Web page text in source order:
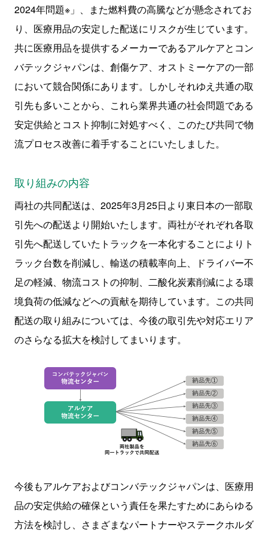
2024年問題※」、また燃料費の高騰などが懸念されてお
り、医療用品の安定した配送にリスクが生じています。
共に医療用品を提供するメーカーであるアルケアとコン
バテックジャパンは、創傷ケア、オストミーケアの一部
において競合関係にあります。しかしそれゆえ共通の取
引先も多いことから、これら業界共通の社会問題である
安定供給とコスト抑制に対処すべく、このたび共同で物
流プロセス改善に着手することにいたしました。
取り組みの内容
両社の共同配送は、2025年3月25日より東日本の一部取
引先への配送より開始いたします。両社がそれぞれ各取
引先へ配送していたトラックを一本化することによりト
ラック台数を削減し、輸送の積載率向上、ドライバー不
足の軽減、物流コストの抑制、二酸化炭素削減による環
境負荷の低減などへの貢献を期待しています。この共同
配送の取り組みについては、今後の取引先や対応エリア
のさらなる拡大を検討してまいります。
今後もアルケアおよびコンバテックジャパンは、医療用
品の安定供給の確保という責任を果たすためにあらゆる
方法を検討し、さまざまなパートナーやステークホルダ